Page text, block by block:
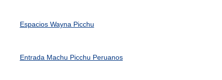
Espacios Wayna Picchu
Entrada Machu Picchu Peruanos